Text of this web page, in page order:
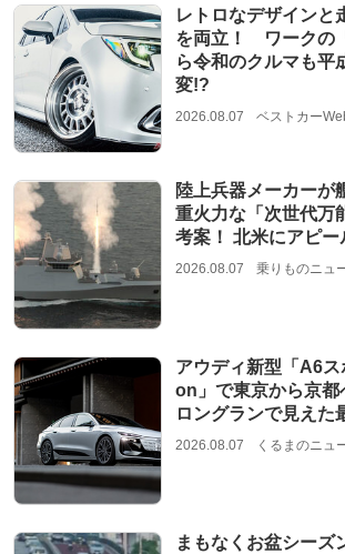
レトロなデザインと
を両立！ ワークの
ら令和のクルマも平
変!?
2026.08.07 ベストカー
陸上兵器メーカーが
重火力な「次世代万
考案！ 北米にアピー
2026.08.07 乗りものニュ
アウディ新型「A6
on」で東京から京都
ロングランで見えた
2026.08.07 くるまのニュ
まもなくお盆シーズ